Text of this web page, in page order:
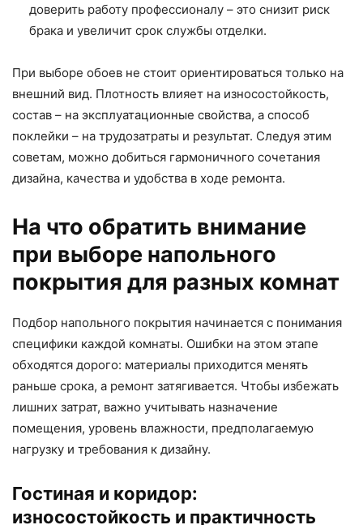
доверить работу профессионалу – это снизит риск
брака и увеличит срок службы отделки.
При выборе обоев не стоит ориентироваться только на
внешний вид. Плотность влияет на износостойкость,
состав – на эксплуатационные свойства, а способ
поклейки – на трудозатраты и результат. Следуя этим
советам, можно добиться гармоничного сочетания
дизайна, качества и удобства в ходе ремонта.
На что обратить внимание
при выборе напольного
покрытия для разных комнат
Подбор напольного покрытия начинается с понимания
специфики каждой комнаты. Ошибки на этом этапе
обходятся дорого: материалы приходится менять
раньше срока, а ремонт затягивается. Чтобы избежать
лишних затрат, важно учитывать назначение
помещения, уровень влажности, предполагаемую
нагрузку и требования к дизайну.
Гостиная и коридор:
износостойкость и практичность